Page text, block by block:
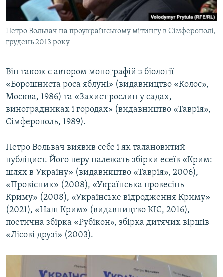
Петро Вольвач на проукраїнському мітингу в Сімферополі,
грудень 2013 року
Він також є автором монографій з біології
«Борошниста роса яблуні» (видавництво «Колос»,
Москва, 1986) та «Захист рослин у садах,
виноградниках і городах» (видавництво «Таврія»,
Сімферополь, 1989).
Петро Вольвач виявив себе і як талановитий
публіцист. Його перу належать збірки есеїв «Крим:
шлях в Україну» (видавництво «Таврія», 2006),
«Провісник» (2008), «Українська провесінь
Криму» (2008), «Українське відродження Криму»
(2021), «Наш Крим» (видавництво КІС, 2016),
поетична збірка «Рубікон», збірка дитячих віршів
«Лісові друзі» (2003).